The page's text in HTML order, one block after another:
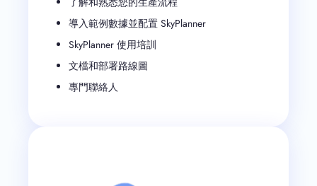
導入範例數據並配置 SkyPlanner
SkyPlanner 使用培訓
文檔和部署路線圖
專門聯絡人